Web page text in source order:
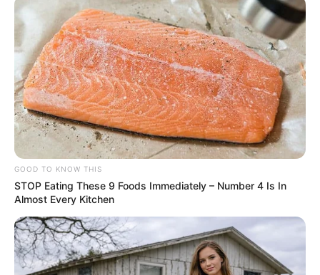
TAGS
ΧΑΛΚΙΔΑ ΝΕΑ
GOOD TO KNOW THIS
STOP Eating These 9 Foods Immediately – Number 4 Is In
Almost Every Kitchen